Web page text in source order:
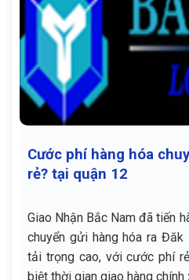
Cước phí hàng hóa
rẻ? tại quận 12
Giao Nhận Bắc Nam đã tiến
chuyển gửi hàng hóa ra
tải trọng cao, với cước phí
biệt thời gian giao hàng chính